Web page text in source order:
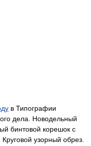
в Типографии
дела. Новодельный
бинтовой корешок с
узорный обрез.